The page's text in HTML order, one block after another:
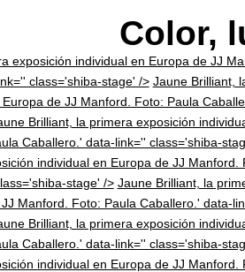
Color,
exposición individual en Europa de JJ
class='shiba-stage' /> Jaune Brilliant,
de JJ Manford. Foto: Paula
Brilliant, la primera exposición
Caballero.' data-link='' class='shiba-
individual en Europa de JJ Manford.
stage' /> Jaune Brilliant, la
Manford. Foto: Paula Caballero.' data-
Brilliant, la primera exposición
Caballero.' data-link='' class='shiba-
individual en Europa de JJ Manford.